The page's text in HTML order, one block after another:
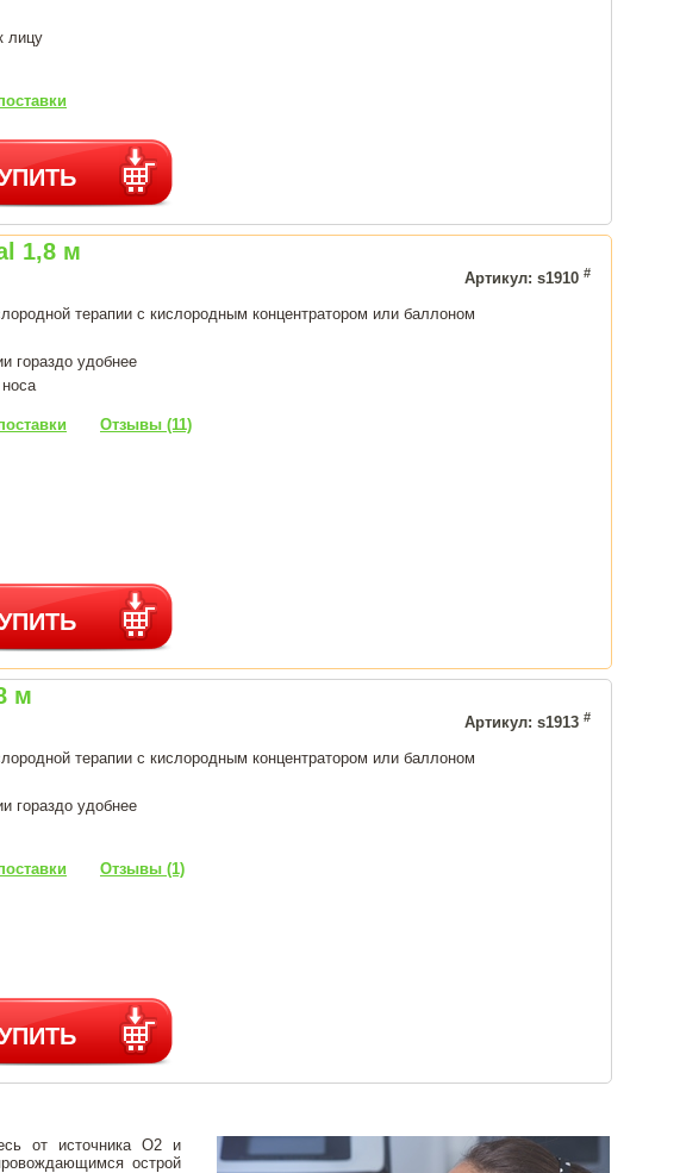
лицу
1,8 м
Артикул: s1910 #
терапии с кислородным концентратором или баллоном
гораздо удобнее
Отзывы (11)
м
Артикул: s1913 #
терапии с кислородным концентратором или баллоном
гораздо удобнее
Отзывы (1)
от источника О2 и
острой